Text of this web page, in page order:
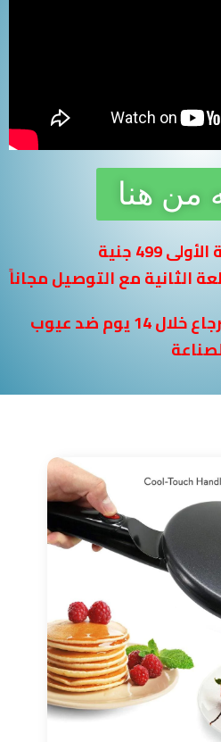
من هنا
499 جنية
الثانية مع التوصيل مجاناً
ضمان استبدال واسترجاع خلال 14 يوم ضد عيوب